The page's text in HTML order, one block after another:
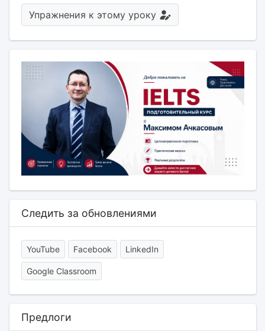
Упражнения к этому уроку
Следить за обновлениями
YouTube Facebook LinkedIn
Google Classroom
Предлоги